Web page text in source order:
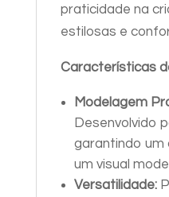
praticidade na
estilosas e
Características
Modelagem
Desenvolvido
garantindo
um visual
Versatilidade: